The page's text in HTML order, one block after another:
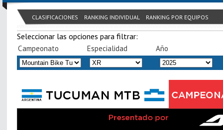
CLASIFICACIONES RANKING INDIVIDUAL RANKING POR EQUIPOS
Seleccionar las opciones para filtrar:
Campeonato Especialidad Año